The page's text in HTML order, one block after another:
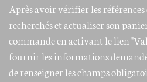
Après avoir vérifier les
recherchés et actualiser son
commande en activant le lien
fournir les informations
de renseigner les champs